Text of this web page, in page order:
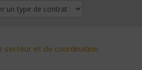
secteur et de coordination